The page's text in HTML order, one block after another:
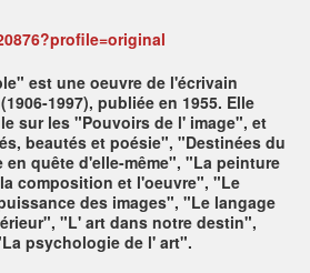
est une oeuvre de l'écrivain
1997), publiée en 1955. Elle
sur les "Pouvoirs de l' image", et
beautés et poésie", "Destinées du
quête d'elle-même", "La peinture
composition et l'oeuvre", "Le
des images", "Le langage
"L' art dans notre destin",
psychologie de l' art".